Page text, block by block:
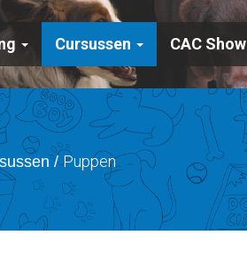
Cursussen CAC Show
/Puppen